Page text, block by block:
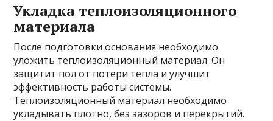
Укладка теплоизоляционного
материала
После подготовки основания необходимо
уложить теплоизоляционный материал. Он
защитит пол от потери тепла и улучшит
эффективность работы системы.
Теплоизоляционный материал необходимо
укладывать плотно, без зазоров и перекрытий.